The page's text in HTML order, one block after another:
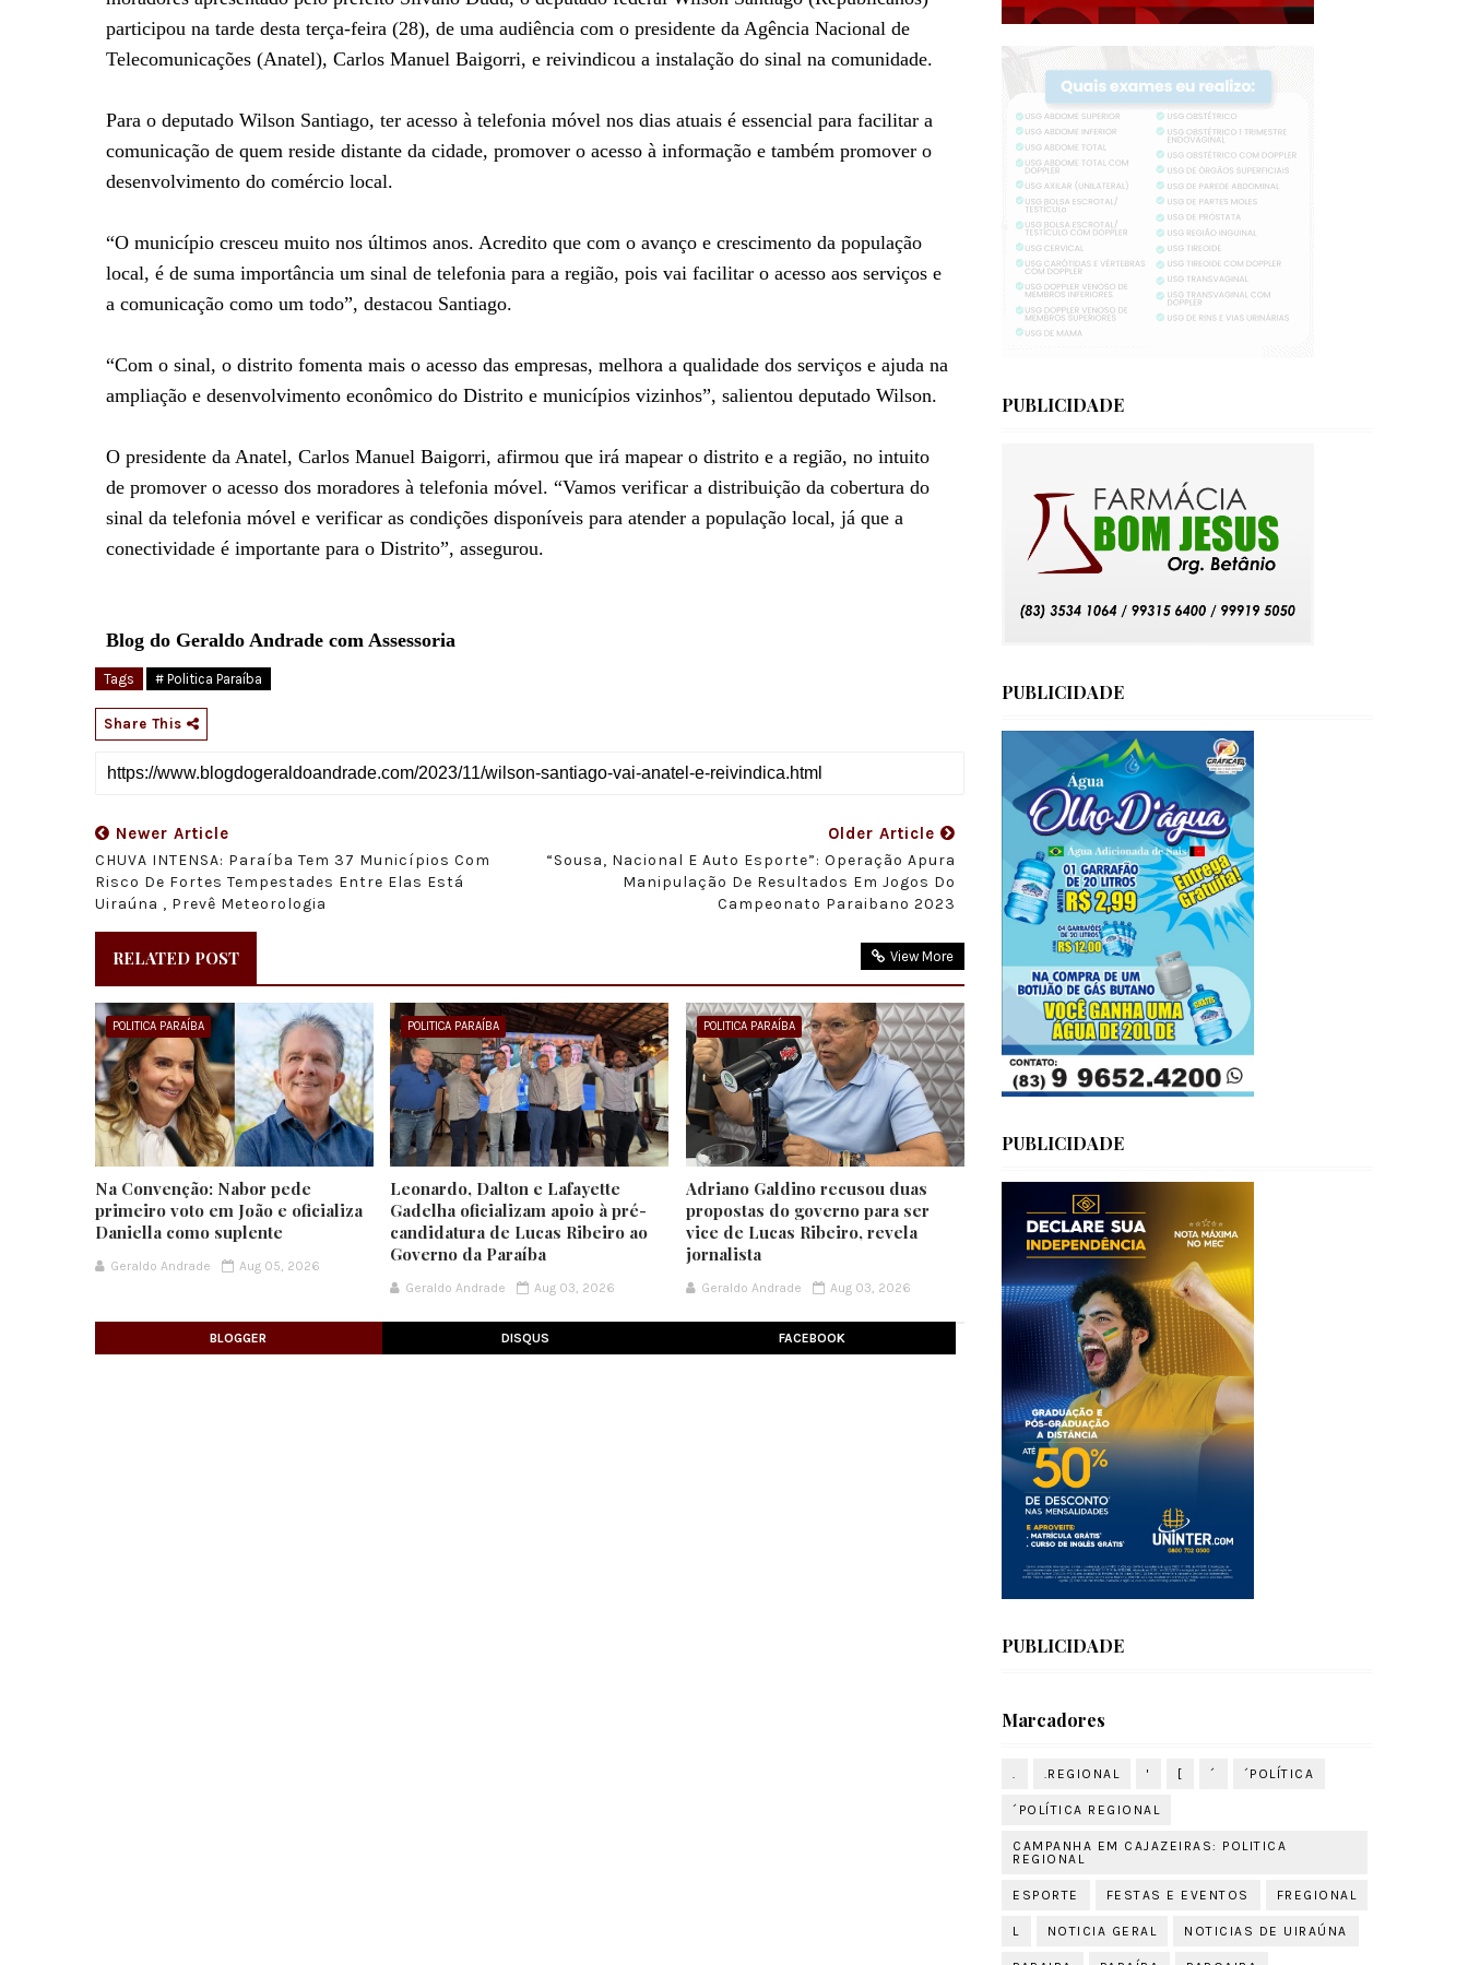
participou na tarde desta terça-feira (28), de uma audiência com o presidente da Agência Nacional de
Telecomunicações (Anatel), Carlos Manuel Baigorri, e reivindicou a instalação do sinal na comunidade.
Para o deputado Wilson Santiago, ter acesso à telefonia móvel nos dias atuais é essencial para facilitar a
comunicação de quem reside distante da cidade, promover o acesso à informação e também promover o
desenvolvimento do comércio local.
“O município cresceu muito nos últimos anos. Acredito que com o avanço e crescimento da população
local, é de suma importância um sinal de telefonia para a região, pois vai facilitar o acesso aos serviços e
a comunicação como um todo”, destacou Santiago.
“Com o sinal, o distrito fomenta mais o acesso das empresas, melhora a qualidade dos serviços e ajuda na
ampliação e desenvolvimento econômico do Distrito e municípios vizinhos”, salientou deputado Wilson.
O presidente da Anatel, Carlos Manuel Baigorri, afirmou que irá mapear o distrito e a região, no intuito
de promover o acesso dos moradores à telefonia móvel. “Vamos verificar a distribuição da cobertura do
sinal da telefonia móvel e verificar as condições disponíveis para atender a população local, já que a
conectividade é importante para o Distrito”, assegurou.
Blog do Geraldo Andrade com Assessoria
Tags # Politica Paraíba
Share This
Newer Article
CHUVA INTENSA: Paraíba Tem 37 Municípios Com
Risco De Fortes Tempestades Entre Elas Está
Uiraúna , Prevê Meteorologia
Older Article
“Sousa, Nacional E Auto Esporte”: Operação Apura
Manipulação De Resultados Em Jogos Do
Campeonato Paraibano 2023
RELATED POST View More
POLITICA PARAÍBA
Na Convenção: Nabor pede
primeiro voto em João e oficializa
Daniella como suplente
Geraldo Andrade Aug 05, 2026
POLITICA PARAÍBA
Leonardo, Dalton e Lafayette
Gadelha oficializam apoio à pré-
candidatura de Lucas Ribeiro ao
Governo da Paraíba
Geraldo Andrade Aug 03, 2026
POLITICA PARAÍBA
Adriano Galdino recusou duas
propostas do governo para ser
vice de Lucas Ribeiro, revela
jornalista
Geraldo Andrade Aug 03, 2026
BLOGGER DISQUS FACEBOOK
PUBLICIDADE
PUBLICIDADE
PUBLICIDADE
PUBLICIDADE
Marcadores
. .REGIONAL ' [ ´ ´POLÍTICA
´POLÍTICA REGIONAL
CAMPANHA EM CAJAZEIRAS: POLITICA
REGIONAL
ESPORTE FESTAS E EVENTOS FREGIONAL
L NOTICIA GERAL NOTICIAS DE UIRAÚNA